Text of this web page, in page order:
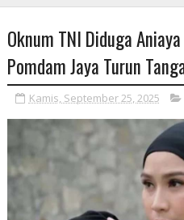
Oknum TNI Diduga
Pomdam Jaya Turun
Kamis, September 25, 2025